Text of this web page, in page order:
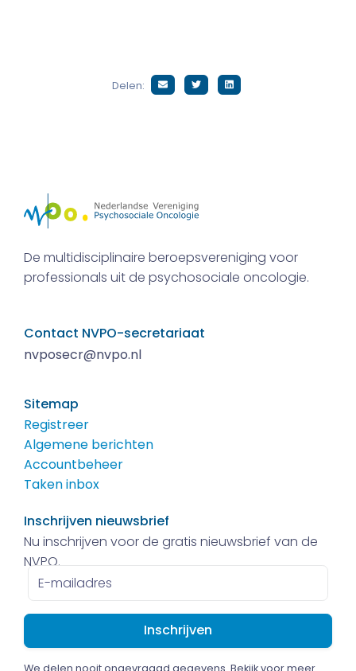
Delen:
De multidisciplinaire beroepsvereniging voor
professionals uit de psychosociale oncologie.
Contact NVPO-secretariaat
nvposecr@nvpo.nl
Sitemap
Registreer
Algemene berichten
Accountbeheer
Taken inbox
Inschrijven nieuwsbrief
Nu inschrijven voor de gratis nieuwsbrief van de
NVPO.
E-
mailadres